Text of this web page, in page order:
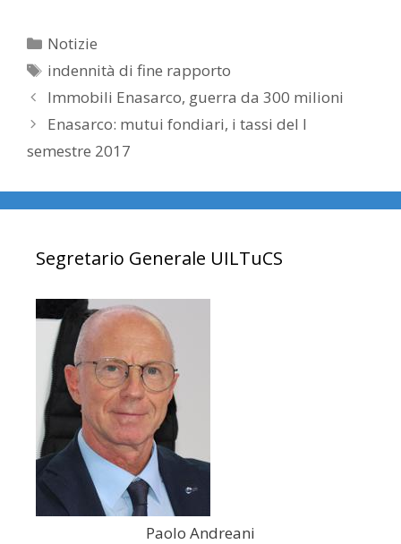
Categorie
Notizie
Tag
indennità di fine rapporto
Immobili Enasarco, guerra da 300 milioni
Enasarco: mutui fondiari, i tassi del I
semestre 2017
Segretario Generale UILTuCS
Paolo Andreani